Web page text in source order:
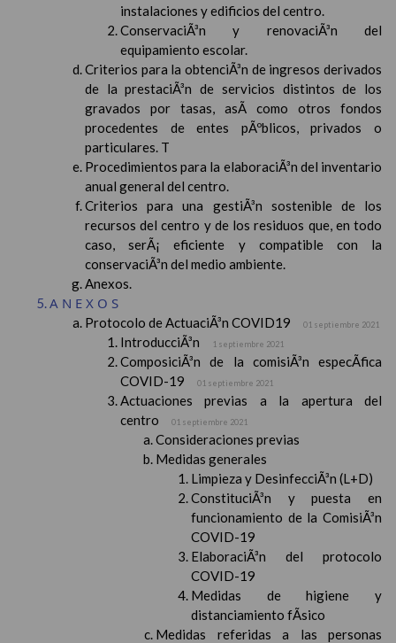
instalaciones y edificios del centro.
ConservaciÃ³n y renovaciÃ³n del
equipamiento escolar.
Criterios para la obtenciÃ³n de ingresos derivados
de la prestaciÃ³n de servicios distintos de los
gravados por tasas, asÃ­ como otros fondos
procedentes de entes pÃºblicos, privados o
particulares. T
Procedimientos para la elaboraciÃ³n del inventario
anual general del centro.
Criterios para una gestiÃ³n sostenible de los
recursos del centro y de los residuos que, en todo
caso, serÃ¡ eficiente y compatible con la
conservaciÃ³n del medio ambiente.
Anexos.
ANEXOS
Protocolo de ActuaciÃ³n COVID19 01 septiembre 2021
IntroducciÃ³n 1 septiembre 2021
ComposiciÃ³n de la comisiÃ³n especÃ­fica
COVID-19
01 septiembre 2021
Actuaciones previas a la apertura del
centro
01 septiembre 2021
Consideraciones previas
Medidas generales
Limpieza y DesinfecciÃ³n (L+D)
ConstituciÃ³n y puesta en
funcionamiento de la ComisiÃ³n
COVID-19
ElaboraciÃ³n del protocolo
COVID-19
Medidas de higiene y
distanciamiento fÃ­sico
Medidas referidas a las personas